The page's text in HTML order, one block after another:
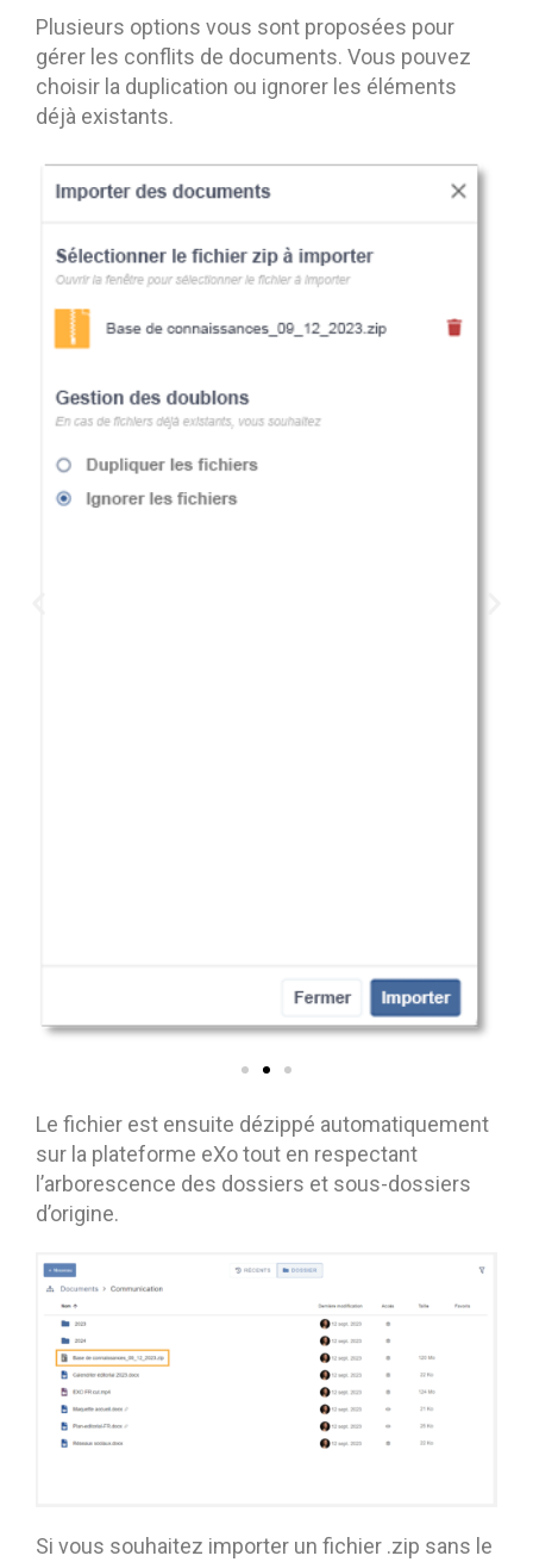
Plusieurs options vous sont proposées pour
gérer les conflits de documents. Vous pouvez
choisir la duplication ou ignorer les éléments
déjà existants.
Le fichier est ensuite dézippé automatiquement
sur la plateforme eXo tout en respectant
l’arborescence des dossiers et sous-dossiers
d’origine.
Si vous souhaitez importer un fichier .zip sans le